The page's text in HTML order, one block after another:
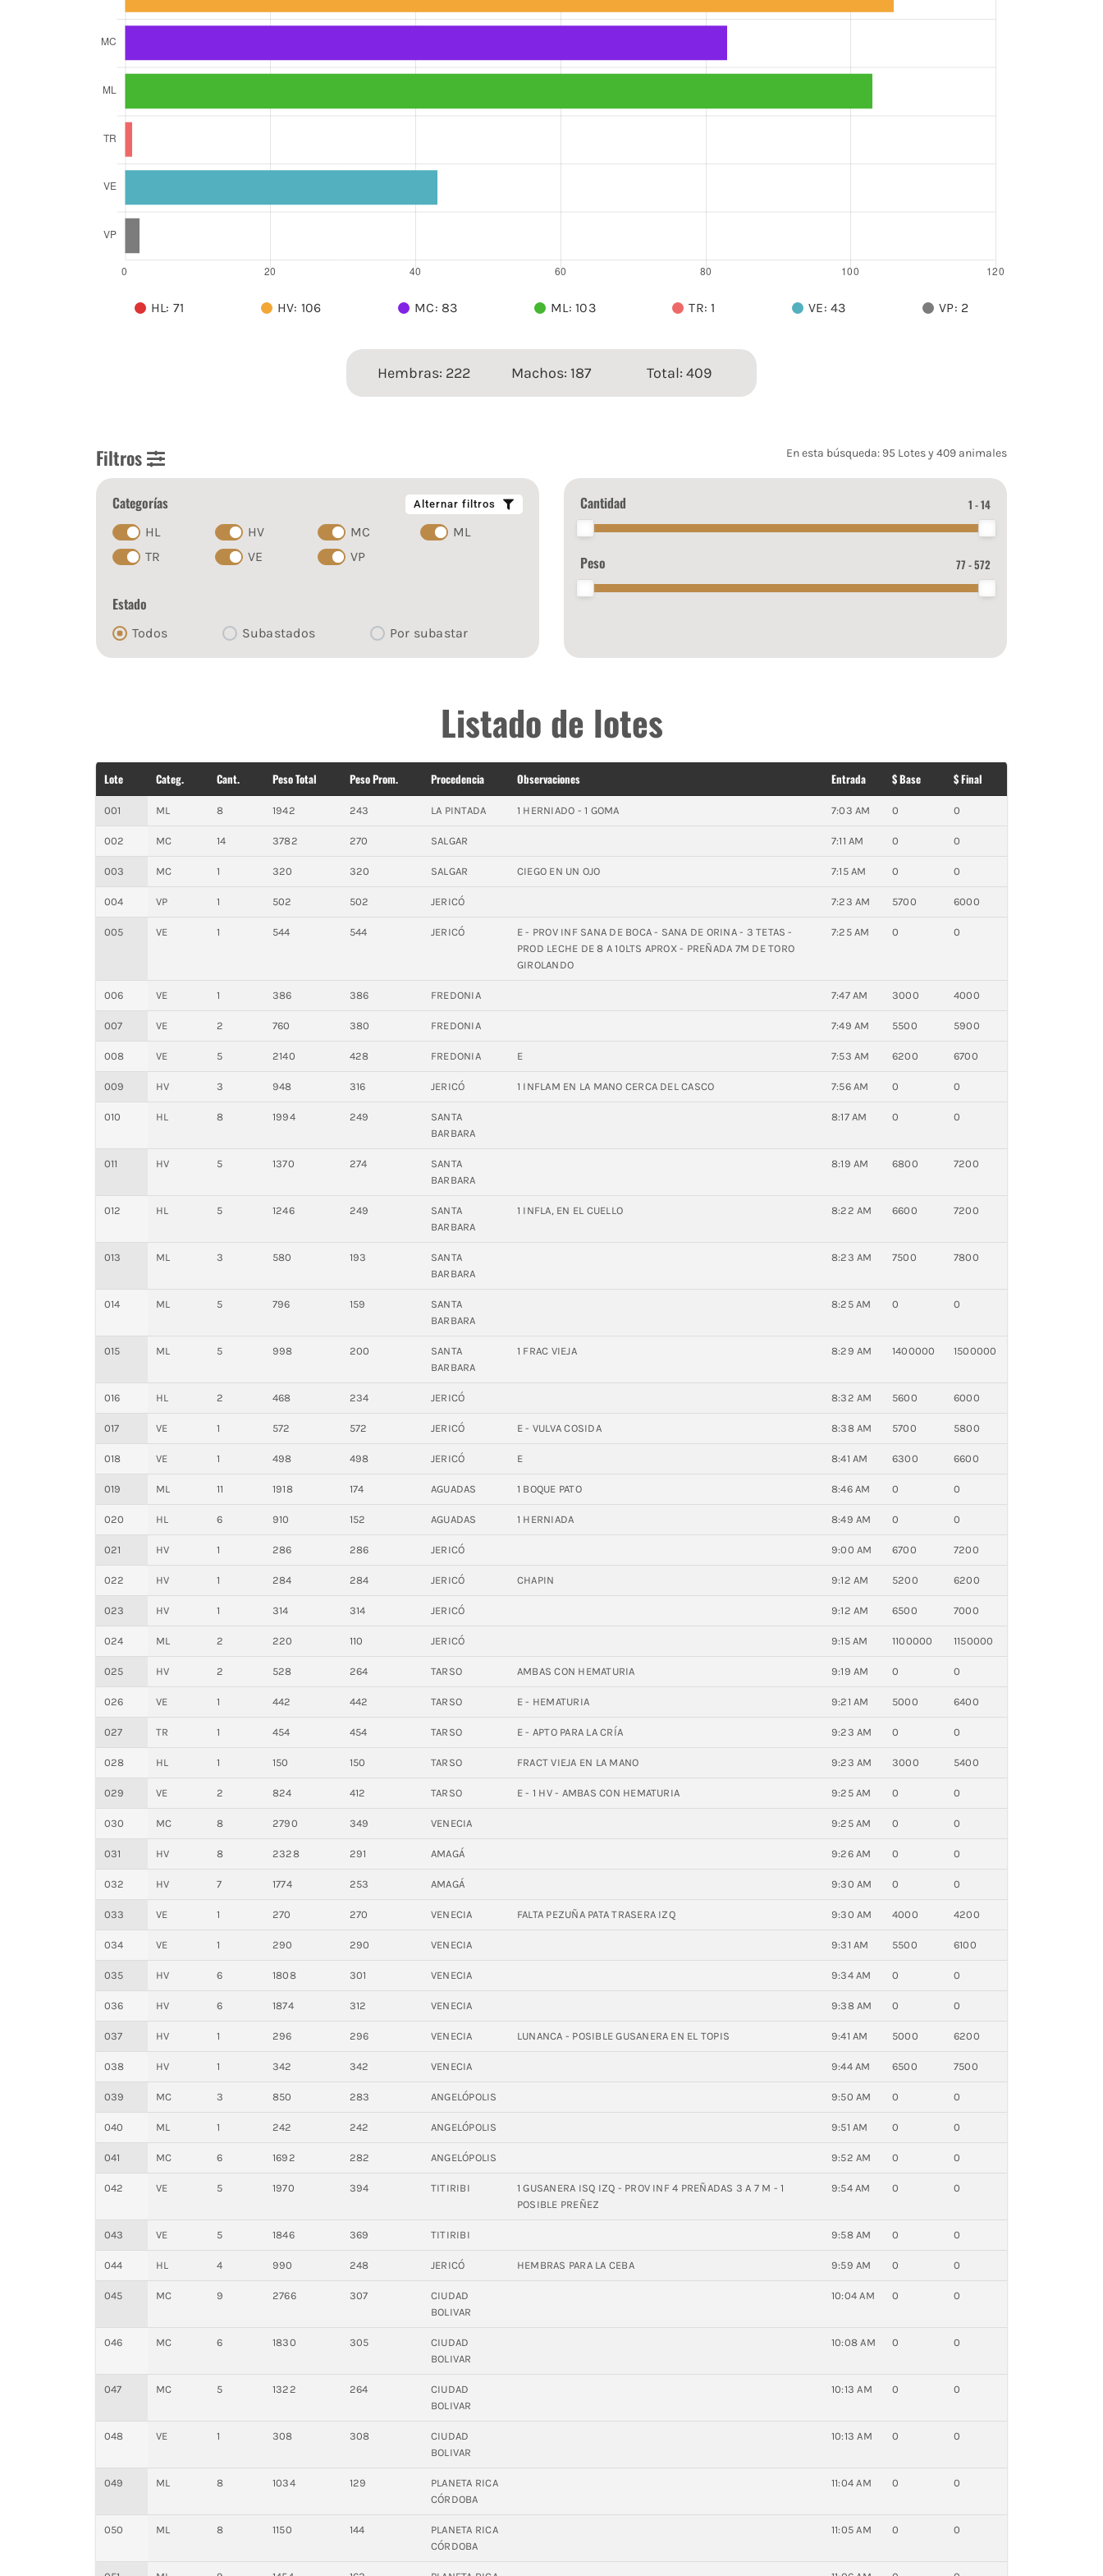
HL: 71 HV: 106 MC: 83 ML: 103 TR: 1 VE: 43 VP: 2
Hembras: 222 Machos: 187 Total: 409
Filtros En esta búsqueda: 95 Lotes y 409 animales
Categorías Alternar filtros
HL HV MC
ML
TR
VE VP
Estado
Todos Subastados Por subastar
Cantidad 1 - 14
Peso 77 - 572
Listado de lotes
Lote Categ. Cant. Peso Total Peso Prom. Procedencia Observaciones Entrada $ Base $ Final
001 ML 8 1942 243 LA PINTADA 1 HERNIADO - 1 GOMA 7:03 AM 0 0
002 MC 14 3782 270 SALGAR 7:11 AM 0 0
003 MC 1 320 320 SALGAR CIEGO EN UN OJO 7:15 AM 0 0
004 VP 1 502 502 JERICÓ 7:23 AM 5700 6000
005 VE 1 544 544 JERICÓ
E - PROV INF SANA DE BOCA - SANA DE ORINA - 3 TETAS -
PROD LECHE DE 8 A 10LTS APROX - PREÑADA 7M DE TORO
GIROLANDO
7:25 AM 0 0
006 VE 1 386 386 FREDONIA 7:47 AM 3000 4000
007 VE 2 760 380 FREDONIA 7:49 AM 5500 5900
008 VE 5 2140 428 FREDONIA E 7:53 AM 6200 6700
009 HV 3 948 316 JERICÓ 1 INFLAM EN LA MANO CERCA DEL CASCO 7:56 AM 0 0
010 HL 8 1994 249
SANTA
BARBARA
8:17 AM 0 0
011 HV 5 1370 274
SANTA
BARBARA
8:19 AM 6800 7200
012 HL 5 1246 249
SANTA
BARBARA
1 INFLA, EN EL CUELLO 8:22 AM 6600 7200
013 ML 3 580 193
SANTA
BARBARA
8:23 AM 7500 7800
014 ML 5 796 159
SANTA
BARBARA
8:25 AM 0 0
015 ML 5 998 200
SANTA
BARBARA
1 FRAC VIEJA 8:29 AM 1400000 1500000
016 HL 2 468 234 JERICÓ 8:32 AM 5600 6000
017 VE 1 572 572 JERICÓ E - VULVA COSIDA 8:38 AM 5700 5800
018 VE 1 498 498 JERICÓ E 8:41 AM 6300 6600
019 ML 11 1918 174 AGUADAS 1 BOQUE PATO 8:46 AM 0 0
020 HL 6 910 152 AGUADAS 1 HERNIADA 8:49 AM 0 0
021 HV 1 286 286 JERICÓ 9:00 AM 6700 7200
022 HV 1 284 284 JERICÓ CHAPIN 9:12 AM 5200 6200
023 HV 1 314 314 JERICÓ 9:12 AM 6500 7000
024 ML 2 220 110 JERICÓ 9:15 AM 1100000 1150000
025 HV 2 528 264 TARSO AMBAS CON HEMATURIA 9:19 AM 0 0
026 VE 1 442 442 TARSO E - HEMATURIA 9:21 AM 5000 6400
027 TR 1 454 454 TARSO E - APTO PARA LA CRÍA 9:23 AM 0 0
028 HL 1 150 150 TARSO FRACT VIEJA EN LA MANO 9:23 AM 3000 5400
029 VE 2 824 412 TARSO E - 1 HV - AMBAS CON HEMATURIA 9:25 AM 0 0
030 MC 8 2790 349 VENECIA 9:25 AM 0 0
031 HV 8 2328 291 AMAGÁ 9:26 AM 0 0
032 HV 7 1774 253 AMAGÁ 9:30 AM 0 0
033 VE 1 270 270 VENECIA FALTA PEZUÑA PATA TRASERA IZQ 9:30 AM 4000 4200
034 VE 1 290 290 VENECIA 9:31 AM 5500 6100
035 HV 6 1808 301 VENECIA 9:34 AM 0 0
036 HV 6 1874 312 VENECIA 9:38 AM 0 0
037 HV 1 296 296 VENECIA LUNANCA - POSIBLE GUSANERA EN EL TOPIS 9:41 AM 5000 6200
038 HV 1 342 342 VENECIA 9:44 AM 6500 7500
039 MC 3 850 283 ANGELÓPOLIS 9:50 AM 0 0
040 ML 1 242 242 ANGELÓPOLIS 9:51 AM 0 0
041 MC 6 1692 282 ANGELÓPOLIS 9:52 AM 0 0
042 VE 5 1970 394 TITIRIBI
1 GUSANERA ISQ IZQ - PROV INF 4 PREÑADAS 3 A 7 M - 1
POSIBLE PREÑEZ
9:54 AM 0 0
043 VE 5 1846 369 TITIRIBI 9:58 AM 0 0
044 HL 4 990 248 JERICÓ HEMBRAS PARA LA CEBA 9:59 AM 0 0
045 MC 9 2766 307
CIUDAD
BOLIVAR
10:04 AM 0 0
046 MC 6 1830 305
CIUDAD
BOLIVAR
10:08 AM 0 0
047 MC 5 1322 264
CIUDAD
BOLIVAR
10:13 AM 0 0
048 VE 1 308 308
CIUDAD
BOLIVAR
10:13 AM 0 0
049 ML 8 1034 129
PLANETA RICA
CÓRDOBA
11:04 AM 0 0
050 ML 8 1150 144
PLANETA RICA
CÓRDOBA
11:05 AM 0 0